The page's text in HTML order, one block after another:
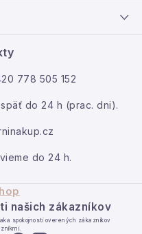
778 505 152
do 24 h (prac. dni).
do 24 h.
našich zákazníkov
spokojnosti overených zákazníkov